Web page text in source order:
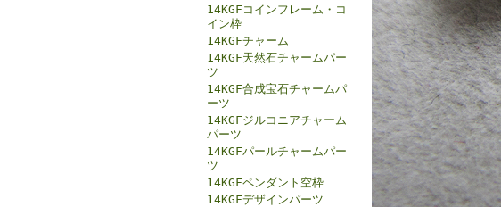
14KGFコインフレーム・コ
イン枠
14KGFチャーム
14KGF天然石チャームパー
ツ
14KGF合成宝石チャームパ
ーツ
14KGFジルコニアチャーム
パーツ
14KGFパールチャームパー
ツ
14KGFペンダント空枠
14KGFデザインパーツ